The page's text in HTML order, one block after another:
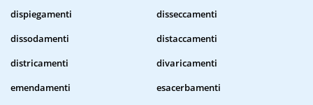
dispiegamenti
disseccamenti
dissodamenti
distaccamenti
districamenti
divaricamenti
emendamenti
esacerbamenti